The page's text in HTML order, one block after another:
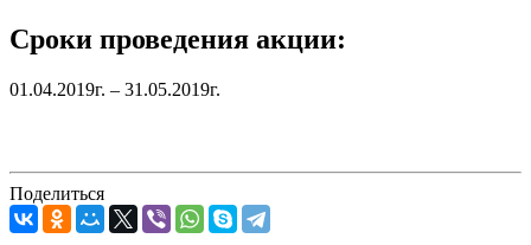
Сроки проведения акции:
01.04.2019г. – 31.05.2019г.
Поделиться